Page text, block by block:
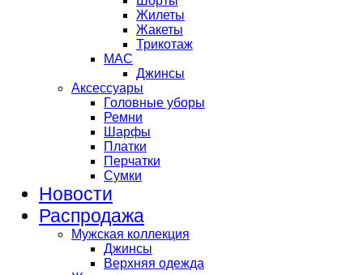
Жилеты
Жакеты
Трикотаж
MAC
Джинсы
Аксессуары
Головные уборы
Ремни
Шарфы
Платки
Перчатки
Сумки
Новости
Распродажа
Мужская коллекция
Джинсы
Верхняя одежда